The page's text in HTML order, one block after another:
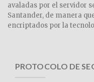
avaladas por el servidor
Santander, de manera
encriptados por la
PROTOCOLO DE